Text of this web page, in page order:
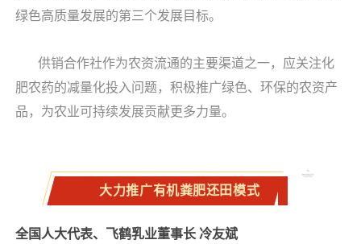
绿色高质量发展的第三个发展目标。
供销合作社作为农资流通的主要渠道之一，应关注化
肥农药的减量化投入问题，积极推广绿色、环保的农资产
品，为农业可持续发展贡献更多力量。
大力推广有机粪肥还田模式
全国人大代表、飞鹤乳业董事长 冷友斌